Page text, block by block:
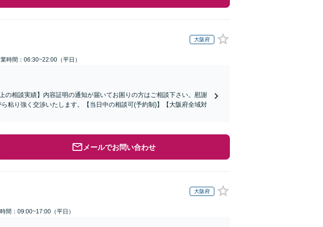
大阪府
時間：06:30~22:00（平日）
の相談実績】内容証明の通知が届いてお困りの方はご相談下さい。慰謝
粘り強く交渉いたします。【当日中の相談可(予約制)】【大阪府全域対
メールでお問い合わせ
大阪府
間：09:00~17:00（平日）